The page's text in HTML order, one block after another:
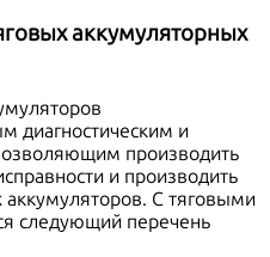
аккумуляторных
диагностическим и
производить
и производить
С тяговыми
следующий перечень